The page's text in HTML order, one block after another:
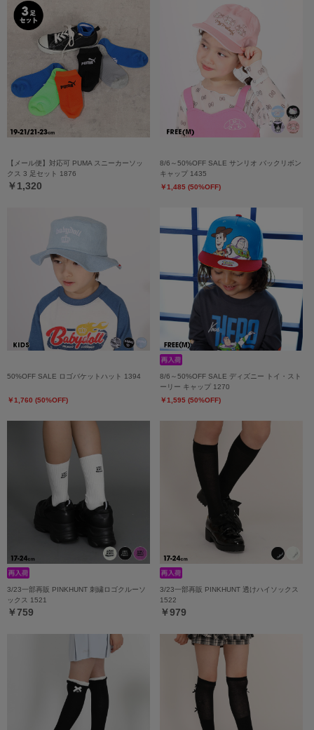
【メール便】対応可 PUMA スニーカーソッ
クス 3 足セット 1876
￥1,320
8/6～50%OFF SALE サンリオ バックリボン
キャップ 1435
￥1,485 (50%OFF)
50%OFF SALE ロゴバケットハット 1394
￥1,760 (50%OFF)
8/6～50%OFF SALE ディズニー トイ・スト
ーリー キャップ 1270
￥1,595 (50%OFF)
3/23一部再販 PINKHUNT 刺繍ロゴクルーソ
ックス 1521
￥759
3/23一部再販 PINKHUNT 透けハイソックス
1522
￥979